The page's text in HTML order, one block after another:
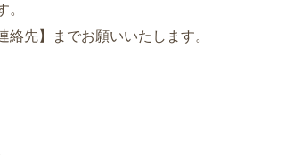
。
先】までお願いいたします。